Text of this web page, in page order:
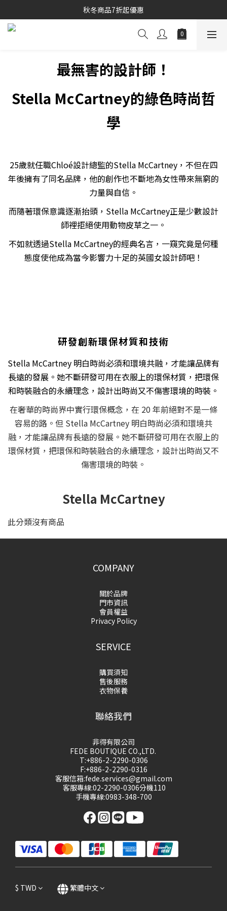
秋冬商品7折起優惠
秋冬商品7折起優惠
線上購物專區 精選 5 折
最無害的設計師！
Stella McCartney的綠色時尚哲
學
25歲就任職Chloé設計總監的Stella McCartney，不但在四
年後擁有了同名品牌，他的創作也不斷地為女性帶來無窮的
力量與自信。
而隨著環保意識逐漸抬頭，Stella McCartney正是少數設計
師裡拒絕使用動物皮草之一。
不如就透過Stella McCartney的經典名言，一窺究竟是何種
態度使他成為當今影響力十足的英國女設計師吧！
研發創新環保材質和技術
Stella McCartney 明白時尚必須和環境共融，才能讓品牌有
長遠的發展。她不斷研發可用在衣服上的環保材質，把環保
和時裝融合的永續理念，設計出時尚又不傷害環境的時裝。
在奢華的時尚界中實行環保概念，在 20 年前絕對不是一條
容易的路。但 Stella McCartney 明白時尚必須和環境共
融，才能讓品牌有長遠的發展。她不斷研發可用在衣服上的
環保材質，把環保和時裝融合的永續理念，設計出時尚又不
傷害環境的時裝。
Stella McCartney
此分類沒有商品
COMPANY
關於品牌
門市資訊
會員權益
Privacy Policy
SERVICE
購買須知
售後服務
衣物保養
聯絡我們
非得有限公司
FEDE BOUTIQUE CO.,LTD.
T:+886-2-2290-0306
F:+886-2-2290-0316
客服信箱:fede.services@gmail.com
客服專線:02-2290-0306分機110
手機專線:0983-348-700
$ TWD 繁體中文